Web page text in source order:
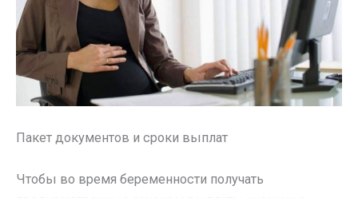
Пакет документов и сроки выплат
Чтобы во время беременности получать